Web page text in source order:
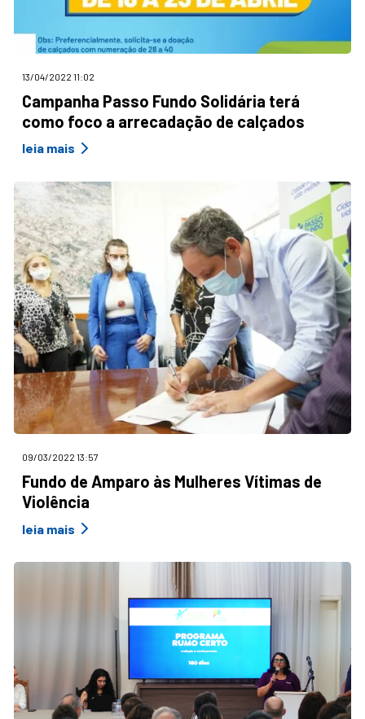
13/04/2022 11:02
Campanha Passo Fundo Solidária terá
como foco a arrecadação de calçados
leia mais
09/03/2022 13:57
Fundo de Amparo às Mulheres Vítimas de
Violência
leia mais